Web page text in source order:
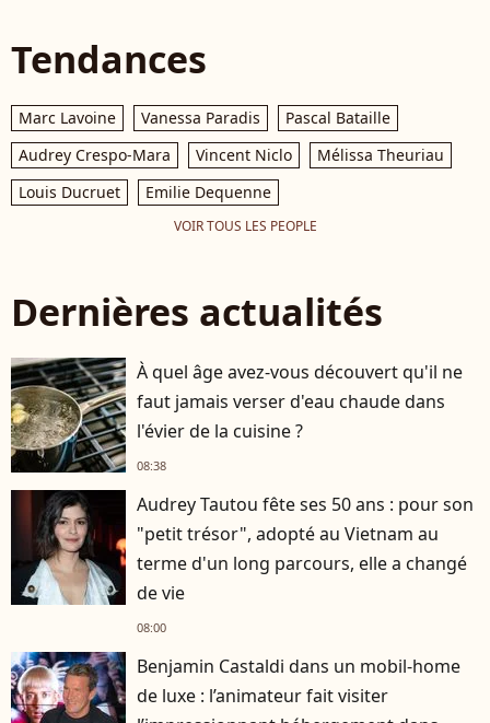
Tendances
Marc Lavoine Vanessa Paradis
Pascal Bataille
Audrey Crespo-Mara
Vincent Niclo
Mélissa Theuriau
Louis Ducruet
Emilie Dequenne
VOIR TOUS LES PEOPLE
Dernières actualités
À quel âge avez-vous découvert qu'il ne
faut jamais verser d'eau chaude dans
l'évier de la cuisine ?
08:38
Audrey Tautou fête ses 50 ans : pour son
"petit trésor", adopté au Vietnam au
terme d'un long parcours, elle a changé
de vie
08:00
Benjamin Castaldi dans un mobil-home
de luxe : l’animateur fait visiter